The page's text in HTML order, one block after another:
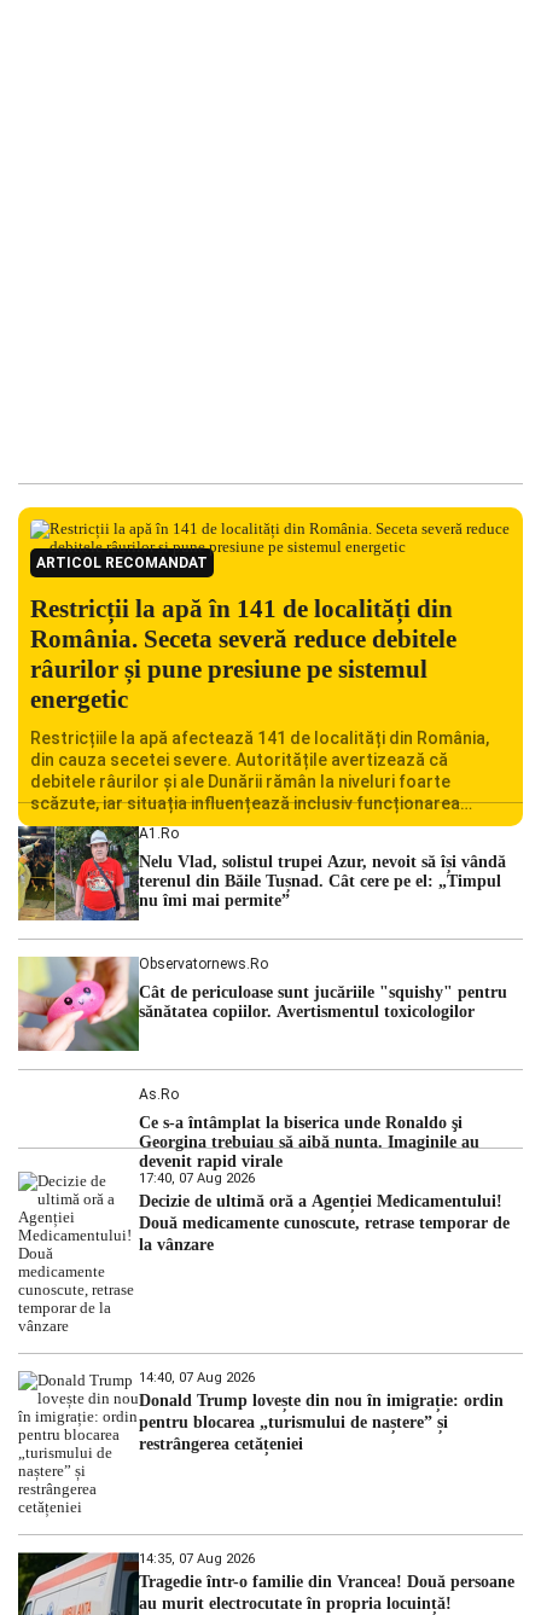
ARTICOL RECOMANDAT
Restricții la apă în 141 de localități din
România. Seceta severă reduce debitele
râurilor și pune presiune pe sistemul
energetic
Restricțiile la apă afectează 141 de localități din România,
din cauza secetei severe. Autoritățile avertizează că
debitele râurilor și ale Dunării rămân la niveluri foarte
scăzute, iar situația influențează inclusiv funcționarea
Centralei Nucleare de la Cernavodă. România se confruntă
cu una dintre cele mai dificile perioade din punct de vedere
hidrologic din ultimii ani. Lipsa […]
A1.ro
Nelu Vlad, solistul trupei Azur, nevoit să își vândă
terenul din Băile Tușnad. Cât cere pe el: „Timpul
nu îmi mai permite”
Observatornews.ro
Cât de periculoase sunt jucăriile "squishy" pentru
sănătatea copiilor. Avertismentul toxicologilor
As.ro
Ce s-a întâmplat la biserica unde Ronaldo şi
Georgina trebuiau să aibă nunta. Imaginile au
devenit rapid virale
17:40, 07 Aug 2026
Decizie de ultimă oră a Agenției Medicamentului!
Două medicamente cunoscute, retrase temporar de
la vânzare
14:40, 07 Aug 2026
Donald Trump lovește din nou în imigrație: ordin
pentru blocarea „turismului de naștere” și
restrângerea cetățeniei
14:35, 07 Aug 2026
Tragedie într-o familie din Vrancea! Două persoane
au murit electrocutate în propria locuință!